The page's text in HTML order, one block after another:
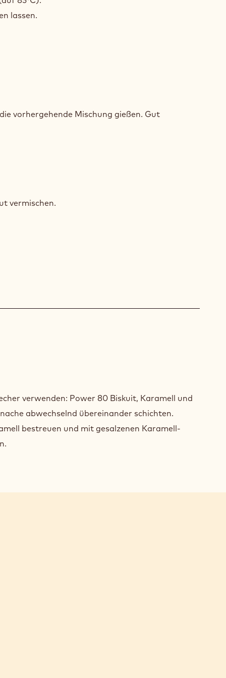
lassen.
vorhergehende Mischung gießen. Gut
vermischen.
verwenden: Power 80 Biskuit, Karamell und
abwechselnd übereinander schichten.
bestreuen und mit gesalzenen Karamell-